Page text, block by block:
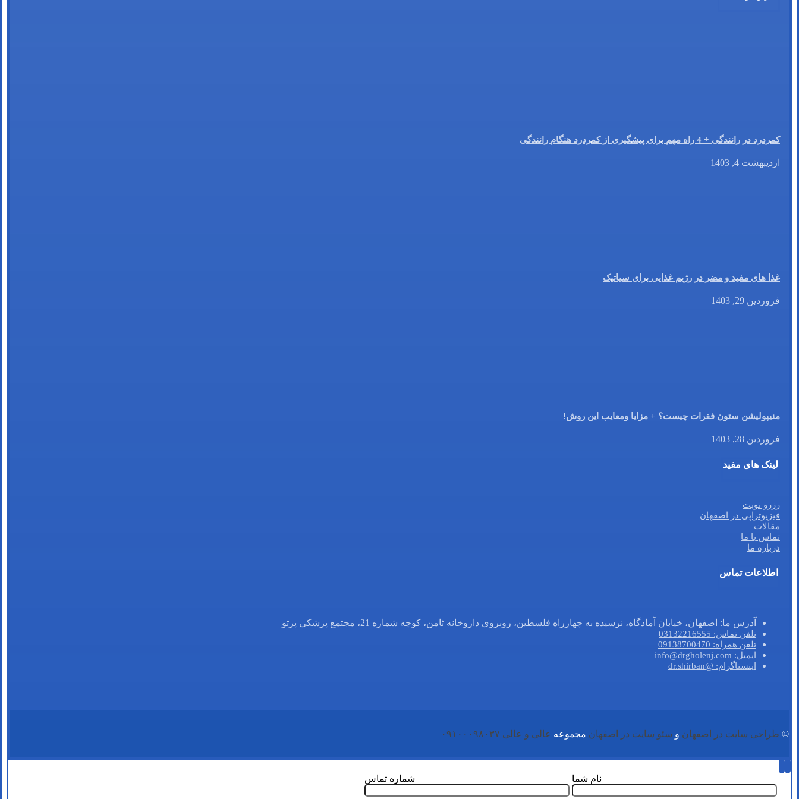
کمردرد در رانندگی + 4 راه مهم برای پیشگیری از کمردرد هنگام رانندگی
اردیبهشت 4, 1403
غذا های مفید و مضر در رژیم غذایی برای سیاتیک
فروردین 29, 1403
منیپولیشن ستون فقرات چیست؟ + مزایا ومعایب این روش!
فروردین 28, 1403
لینک های مفید
رزرو نوبت
فیزیوتراپی در اصفهان
مقالات
تماس با ما
درباره ما
اطلاعات تماس
آدرس ما: اصفهان، خیابان آمادگاه، نرسیده به چهارراه فلسطین، روبروی داروخانه ثامن، کوچه شماره 21، مجتمع پزشکی پرتو
تلفن تماس: 03132216555
تلفن همراه: 09138700470
ایمیل: info@drgholenj.com
اینستاگرام: @dr.shirban
© طراحی سایت در اصفهان و سئو سایت در اصفهان مجموعه عالی و عالی ۰۹۱۰۰۰۹۸۰۳۷
نام شما شماره تماس